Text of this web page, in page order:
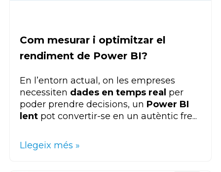
Com mesurar i optimitzar el
rendiment de Power BI?
En l’entorn actual, on les empreses
necessiten dades en temps real per
poder prendre decisions, un Power BI
lent pot convertir-se en un autèntic fre...
Llegeix més »